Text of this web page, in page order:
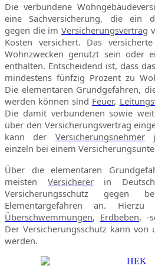
Die verbundene
eine Sachversicherung, die ein
gegen die im Versicherungsvertrag
Kosten versichert. Das
Wohnzwecken genutzt sein oder
enthalten. Entscheidend ist, dass
mindestens fünfzig Prozent zu
Die elementaren Grundgefahren,
werden können sind Feuer,
Die damit verbundenen sowie
über den Versicherungsvertrag
kann der Versicherungsnehmer
einzeln bei einem
Über die elementaren
meisten Versichererin
Versicherungsschutz gegen
Elementargefahren an. Hierzu
Überschwemmungen, Erdbeben, -
Der Versicherungsschutz kann von
werden.